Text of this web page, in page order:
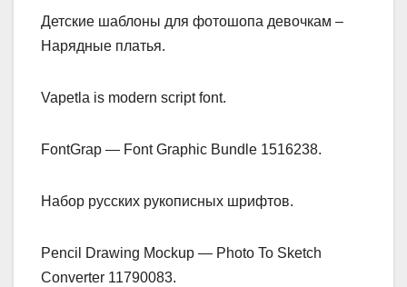
Детские шаблоны для фотошопа девочкам –
Нарядные платья.
Vapetla is modern script font.
FontGrap — Font Graphic Bundle 1516238.
Набор русских рукописных шрифтов.
Pencil Drawing Mockup — Photo To Sketch
Converter 11790083.